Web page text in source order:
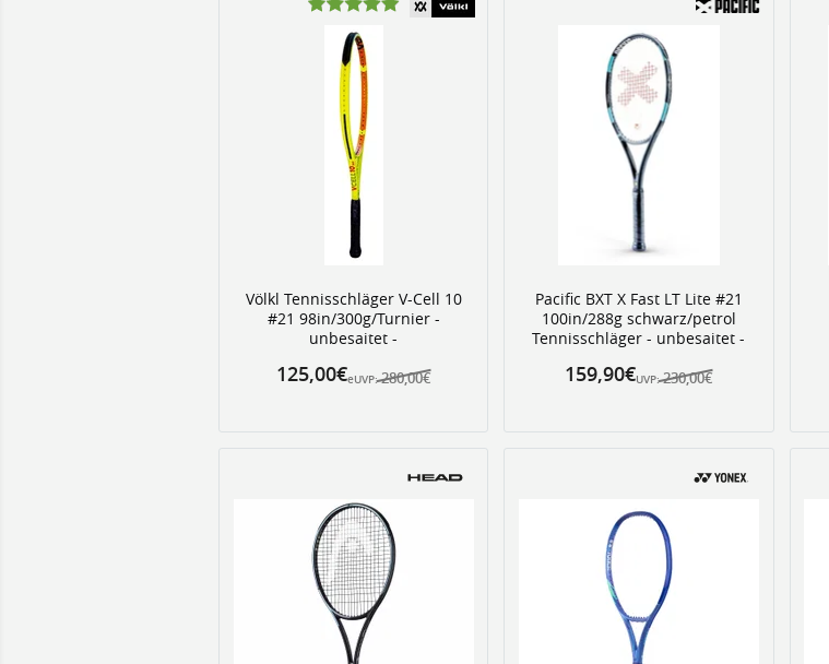
Völkl Tennisschläger V-Cell 10
#21 98in/300g/Turnier -
unbesaitet -
eUVP: 280,00€
125,00€
Pacific BXT X Fast LT Lite #21
100in/288g schwarz/petrol
Tennisschläger - unbesaitet -
UVP: 230,00€
159,90€